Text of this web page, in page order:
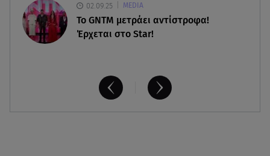
02.09.25 MEDIA
Το GNTM μετράει αντίστροφα!
Έρχεται στο Star!